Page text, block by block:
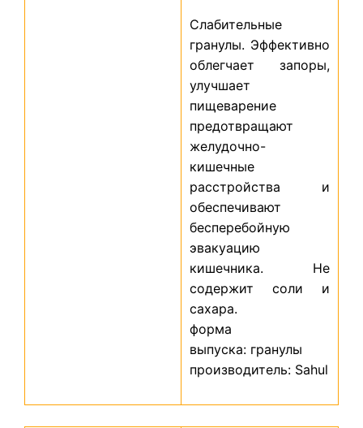
Слабительные
гранулы. Эффективно
облегчает запоры,
улучшает
пищеварение
предотвращают
желудочно-
кишечные
расстройства и
обеспечивают
бесперебойную
эвакуацию
кишечника. Не
содержит соли и
сахара.
форма
выпуска: гранулы
производитель: Sahul